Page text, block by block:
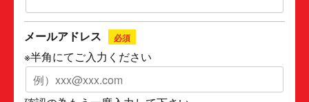
メールアドレス 必須
※半角にてご入力ください